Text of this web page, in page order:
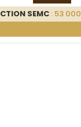
SEMC: 53 000